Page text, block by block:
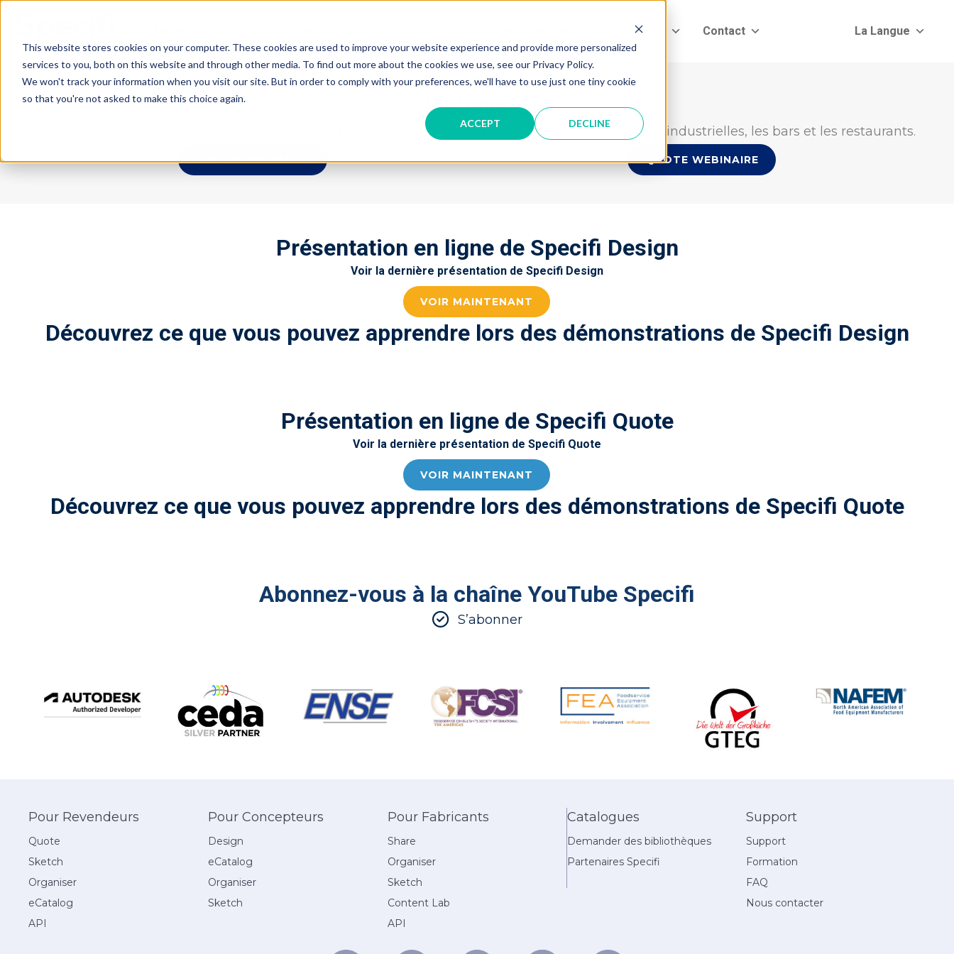
This website stores cookies on your computer. These cookies are used to improve your website experience and provide more personalized
services to you, both on this website and through other media. To find out more about the cookies we use, see our Privacy Policy.
We won't track your information when you visit our site. But in order to comply with your preferences, we'll have to use just one tiny cookie
so that you're not asked to make this choice again.
ACCEPT DECLINE
content
Support Contact La Langue
Webinaire
Explorez la seule plateforme qui vous permet de concevoir et de créer des offres pour les cuisines industrielles, les bars et les restaurants.
DESIGN WEBINAIRE QUOTE WEBINAIRE
Présentation en ligne de Specifi Design
Voir la dernière présentation de Specifi Design
VOIR MAINTENANT
Découvrez ce que vous pouvez apprendre lors des démonstrations de Specifi Design
Présentation en ligne de Specifi Quote
Voir la dernière présentation de Specifi Quote
VOIR MAINTENANT
Découvrez ce que vous pouvez apprendre lors des démonstrations de Specifi Quote
Abonnez-vous à la chaîne YouTube Specifi
S’abonner
Pour Revendeurs
Quote
Sketch
Organiser
eCatalog
API
Pour Concepteurs
Design
eCatalog
Organiser
Sketch
Pour Fabricants
Share
Organiser
Sketch
Content Lab
API
Catalogues
Demander des bibliothèques
Partenaires Specifi
Support
Support
Formation
FAQ
Nous contacter